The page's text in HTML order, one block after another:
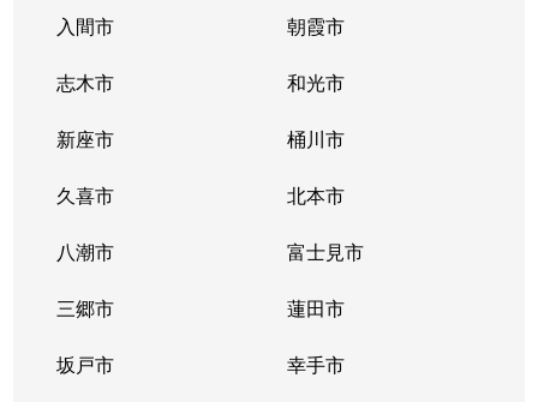
入間市 朝霞市
志木市 和光市
新座市 桶川市
久喜市 北本市
八潮市 富士見市
三郷市 蓮田市
坂戸市 幸手市